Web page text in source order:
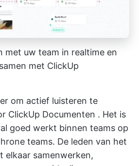
met uw team in realtime en
met ClickUp
om actief luisteren te
ClickUp Documenten . Het is
goed werkt binnen teams op
teams. De leden van het
elkaar samenwerken,